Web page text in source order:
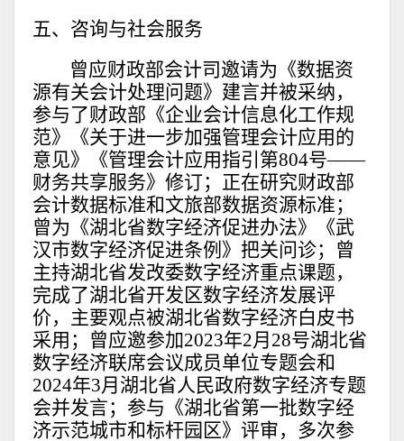
五、咨询与社会服务
曾应财政部会计司邀请为《数据资
源有关会计处理问题》建言并被采纳，
参与了财政部《企业会计信息化工作规
范》《关于进一步加强管理会计应用的
意见》《管理会计应用指引第804号——
财务共享服务》修订；正在研究财政部
会计数据标准和文旅部数据资源标准；
曾为《湖北省数字经济促进办法》《武
汉市数字经济促进条例》把关问诊；曾
主持湖北省发改委数字经济重点课题，
完成了湖北省开发区数字经济发展评
价，主要观点被湖北省数字经济白皮书
采用；曾应邀参加2023年2月28号湖北省
数字经济联席会议成员单位专题会和
2024年3月湖北省人民政府数字经济专题
会并发言；参与《湖北省第一批数字经
济示范城市和标杆园区》评审，多次参